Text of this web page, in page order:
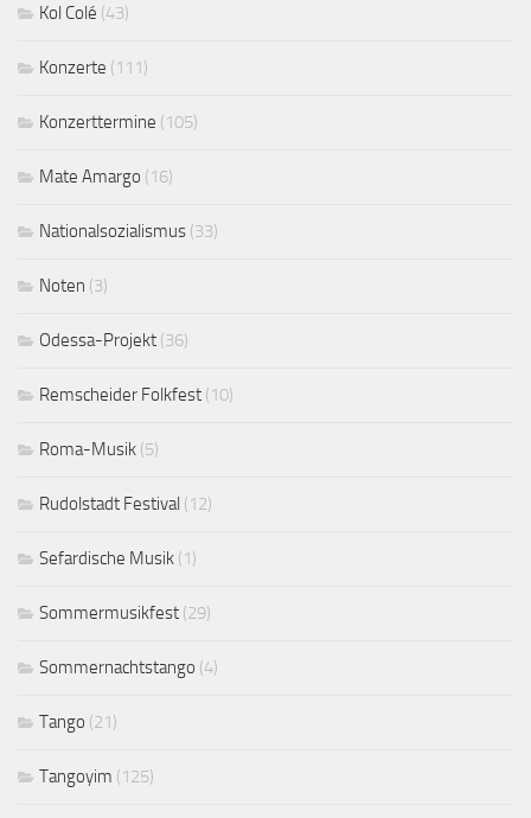
Kol Colé (43)
Konzerte (111)
Konzerttermine (105)
Mate Amargo (16)
Nationalsozialismus (33)
Noten (3)
Odessa-Projekt (36)
Remscheider Folkfest (10)
Roma-Musik (5)
Rudolstadt Festival (12)
Sefardische Musik (1)
Sommermusikfest (29)
Sommernachtstango (4)
Tango (21)
Tangoyim (125)